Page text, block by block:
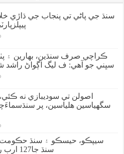
سنڌ جي پاڻي تي پنجاب جي ڌاڙي
ڪراچي صرف سنڌين، بهارين ۽
سڀني جو آهي: ف ليگ اڳواڻ راشد
سگهياسين هلياسين، پر
سيپڪو، حيسڪو ۽ سنڌ حڪومت
سنڌ جا127 ارب رپيا ٻڏي ويا؟